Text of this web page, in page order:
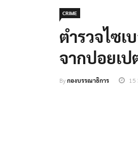
CRIME
ตำรวจไซ
จากปอยเ
Byกองบรรณาธิการ 15